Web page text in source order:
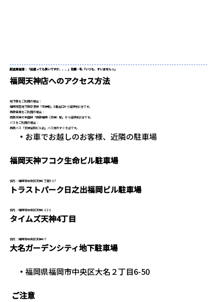
配送業者様：「前通っても良いですか、、、」佐藤・私「いつも、すいませんッ」
福岡天神店へのアクセス方法
地下鉄をご利用の場合：
福岡市営地下鉄空港線「天神駅」3番出口から徒歩約1分です。
西鉄電車をご利用の場合：
西鉄天神大牟田線「西鉄福岡（天神）駅」から徒歩約3分です。
バスをご利用の場合：
西鉄バス「天神協和ビル前」バス停のすぐそばです。
・ お車でお越しのお客様、近隣の駐車場
福岡天神フコク生命ビル駐車場
住所：福岡市中央区天神1丁目9-17
トラストパーク日之出福岡ビル駐車場
住所：福岡市中央区天神1-12-1
タイムズ天神4丁目
住所：福岡市中央区天神4-7
大名ガーデンシティ地下駐車場
・ 福岡県福岡市中央区大名２丁目6-50
ご注意